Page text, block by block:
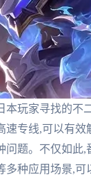
本玩家寻找的不
速专线,可以有效
问题。不仅如此
多种应用场景,